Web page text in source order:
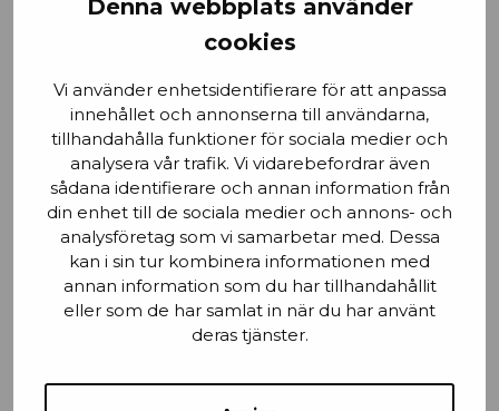
Denna webbplats använder
cookies
Vi använder enhetsidentifierare för att anpassa
innehållet och annonserna till användarna,
tillhandahålla funktioner för sociala medier och
analysera vår trafik. Vi vidarebefordrar även
sådana identifierare och annan information från
din enhet till de sociala medier och annons- och
analysföretag som vi samarbetar med. Dessa
kan i sin tur kombinera informationen med
annan information som du har tillhandahållit
eller som de har samlat in när du har använt
deras tjänster.
Stad
Mobilnummer